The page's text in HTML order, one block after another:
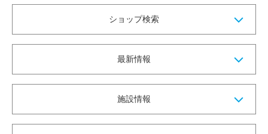
ショップ検索
最新情報
施設情報